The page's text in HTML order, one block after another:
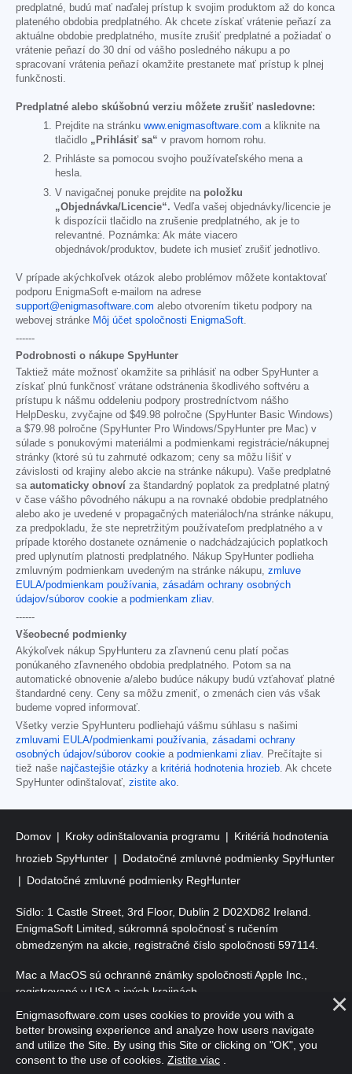
predplatné, budú mať naďalej prístup k svojim produktom až do konca
plateného obdobia predplatného. Ak chcete získať vrátenie peňazí za
aktuálne obdobie predplatného, musíte zrušiť predplatné a požiadať o
vrátenie peňazí do 30 dní od vášho posledného nákupu a po
spracovaní vrátenia peňazí okamžite prestanete mať prístup k plnej
funkčnosti.
Predplatné alebo skúšobnú verziu môžete zrušiť nasledovne:
Prejdite na stránku www.enigmasoftware.com a kliknite na
tlačidlo „Prihlásiť sa“ v pravom hornom rohu.
Prihláste sa pomocou svojho používateľského mena a
hesla.
V navigačnej ponuke prejdite na položku
„Objednávka/Licencie“. Vedľa vašej objednávky/licencie je
k dispozícii tlačidlo na zrušenie predplatného, ak je to
relevantné. Poznámka: Ak máte viacero
objednávok/produktov, budete ich musieť zrušiť jednotlivo.
V prípade akýchkoľvek otázok alebo problémov môžete kontaktovať
podporu EnigmaSoft e-mailom na adrese
support@enigmasoftware.com alebo otvorením tiketu podpory na
webovej stránke Môj účet spoločnosti EnigmaSoft
------
Podrobnosti o nákupe SpyHunter
Taktiež máte možnosť okamžite sa prihlásiť na odber SpyHunter a
získať plnú funkčnosť vrátane odstránenia škodlivého softvéru a
prístupu k nášmu oddeleniu podpory prostredníctvom nášho
HelpDesku, zvyčajne od $49.98 polročne (SpyHunter Basic Windows)
a $79.98 polročne (SpyHunter Pro Windows/SpyHunter pre Mac) v
súlade s ponukovými materiálmi a podmienkami registrácie/nákupnej
stránky (ktoré sú tu zahrnuté odkazom; ceny sa môžu líšiť v
závislosti od krajiny alebo akcie na stránke nákupu). Vaše predplatné
sa automaticky obnoví za štandardný poplatok za predplatné platný
v čase vášho pôvodného nákupu a na rovnaké obdobie predplatného
alebo ako je uvedené v propagačných materiáloch/na stránke nákupu,
za predpokladu, že ste nepretržitým používateľom predplatného a v
prípade ktorého dostanete oznámenie o nadchádzajúcich poplatkoch
pred uplynutím platnosti predplatného. Nákup SpyHunter podlieha
zmluvným podmienkam uvedeným na stránke nákupu, zmluve
EULA/podmienkam používania zásadám ochrany osobných
údajov/súborov cookie a podmienkam zliav.
------
Všeobecné podmienky
Akýkoľvek nákup SpyHunteru za zľavnenú cenu platí počas
ponúkaného zľavneného obdobia predplatného. Potom sa na
automatické obnovenie a/alebo budúce nákupy budú vzťahovať platné
štandardné ceny. Ceny sa môžu zmeniť, o zmenách cien vás však
budeme vopred informovať.
Všetky verzie SpyHunteru podliehajú vášmu súhlasu s našimi
zmluvami EULA/podmienkami používania zásadami ochrany
osobných údajov/súborov cookie a podmienkami zliav. Prečítajte si
tiež naše najčastejšie otázky a kritériá hodnotenia hrozieb . Ak chcete
SpyHunter odinštalovať, zistite ako
Domov Kroky odinštalovania programu
Kritériá hodnotenia
hrozieb SpyHunter
Dodatočné zmluvné podmienky SpyHunter
Dodatočné zmluvné podmienky RegHunter
Sídlo: 1 Castle Street, 3rd Floor, Dublin 2 D02XD82 Ireland.
EnigmaSoft Limited, súkromná spoločnosť s ručením
obmedzeným na akcie, registračné číslo spoločnosti 597114.
Mac a MacOS sú ochranné známky spoločnosti Apple Inc.,
registrované v USA a iných krajinách.
Copyright 2016-2026 . EnigmaSoft Ltd. Všetky práva vyhradené.
Enigmasoftware.com uses cookies to provide you with a
better browsing experience and analyze how users navigate
and utilize the Site. By using this Site or clicking on "OK", you
consent to the use of cookies. Zistite viac